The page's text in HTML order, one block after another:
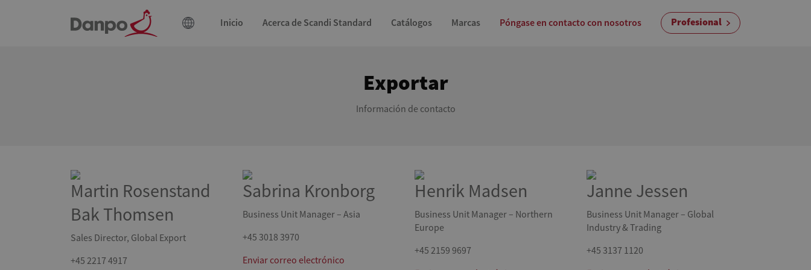
Inicio Acerca de Scandi Standard Catálogos Marcas Póngase en contacto con nosotros Profesional
Exportar
Información de contacto
Martin Rosenstand
Bak Thomsen
Sales Director, Global Export
+45 2217 4917
Sabrina Kronborg
Business Unit Manager – Asia
+45 3018 3970
Enviar correo electrónico
Henrik Madsen
Business Unit Manager – Northern
Europe
+45 2159 9697
Janne Jessen
Business Unit Manager – Global
Industry & Trading
+45 3137 1120